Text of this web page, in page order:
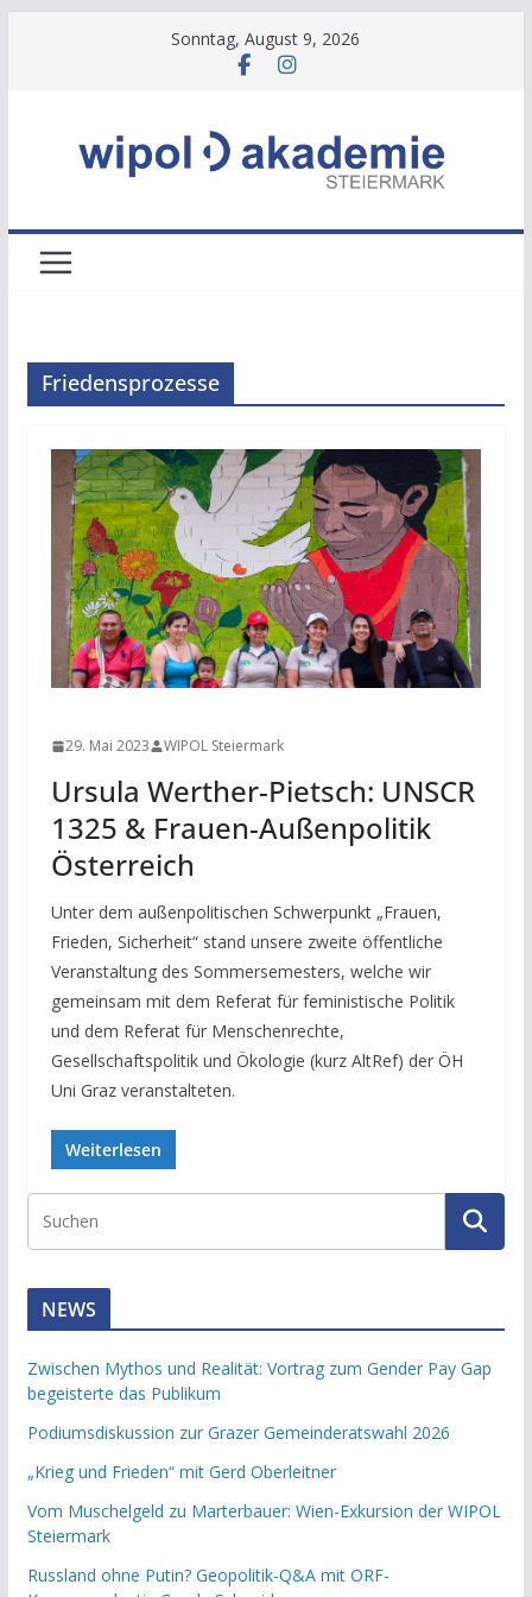
Sonntag, August 9, 2026
Friedensprozesse
29. Mai 2023 WIPOL Steiermark
Ursula Werther-Pietsch: UNSCR
1325 & Frauen-Außenpolitik
Österreich
Unter dem außenpolitischen Schwerpunkt „Frauen,
Frieden, Sicherheit“ stand unsere zweite öffentliche
Veranstaltung des Sommersemesters, welche wir
gemeinsam mit dem Referat für feministische Politik
und dem Referat für Menschenrechte,
Gesellschaftspolitik und Ökologie (kurz AltRef) der ÖH
Uni Graz veranstalteten.
Weiterlesen
NEWS
Zwischen Mythos und Realität: Vortrag zum Gender Pay Gap
begeisterte das Publikum
Podiumsdiskussion zur Grazer Gemeinderatswahl 2026
„Krieg und Frieden“ mit Gerd Oberleitner
Vom Muschelgeld zu Marterbauer: Wien-Exkursion der WIPOL
Steiermark
Russland ohne Putin? Geopolitik-Q&A mit ORF-